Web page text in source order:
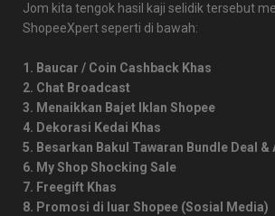
Jom kita tengok hasil kaji selidik tersebut
ShopeeXpert seperti di bawah:
1. Baucar / Coin Cashback Khas
2. Chat Broadcast
3. Menaikkan Bajet Iklan Shopee
4. Dekorasi Kedai Khas
5. Besarkan Bakul Tawaran Bundle Deal &
6. My Shop Shocking Sale
7. Freegift Khas
8. Promosi di luar Shopee (Sosial Media)